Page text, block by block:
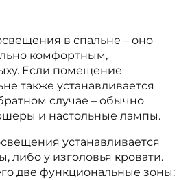
в спальне – оно
комфортным,
Если помещение
также устанавливается
случае – обычно
и настольные лампы.
устанавливается
либо у изголовья кровати.
две функциональные зоны: